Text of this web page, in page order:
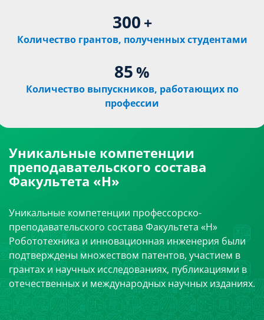
300 +
Количество грантов, полученных студентами
85%
Количество выпускников, работающих по
профессии
Уникальные компетенции
преподавательского состава
Факультета «Н»
Уникальные компетенции профессорско-
преподавательского состава Факультета «Н»
Робототехника и инновационная инженерия были
подтверждены множеством патентов, участием в
грантах и научных исследованиях, публикациями в
отечественных и международных научных изданиях.